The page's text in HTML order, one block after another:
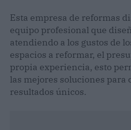
Esta empresa de reformas
equipo profesional que
atendiendo a los gustos de
espacios a reformar, el
propia experiencia, esto
las mejores soluciones para
resultados únicos.